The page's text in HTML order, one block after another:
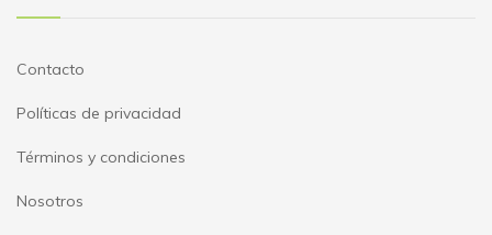
Contacto
Políticas de privacidad
Términos y condiciones
Nosotros